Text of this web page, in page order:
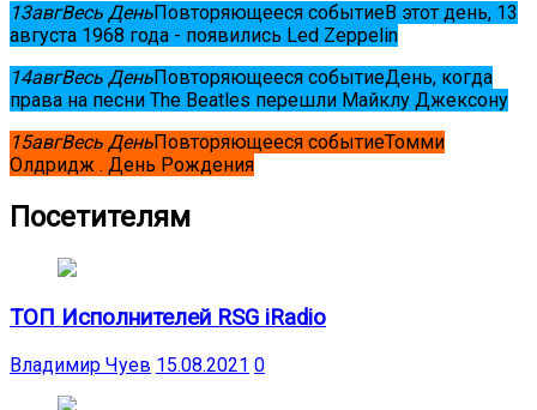
13авгВесь ДеньПовторяющееся событиеВ этот день, 13
августа 1968 года - появились Led Zeppelin
14авгВесь ДеньПовторяющееся событиеДень, когда
права на песни The Beatles перешли Майклу Джексону
15авгВесь ДеньПовторяющееся событиеТомми
Олдридж . День Рождения
Посетителям
ТОП Исполнителей RSG iRadio
Владимир Чуев 15.08.2021 0